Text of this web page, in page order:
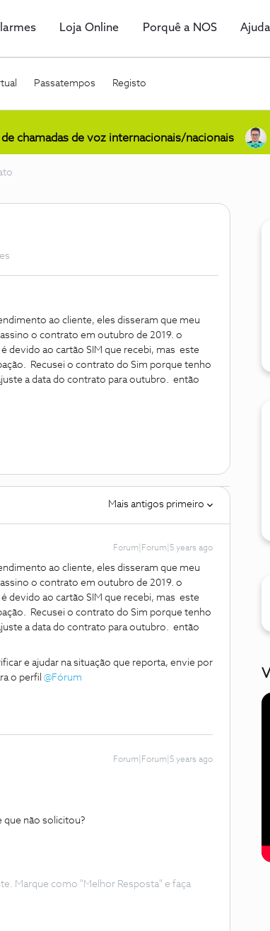
Loja Online Porquê a NOS Ajuda
Passatempos Registo
chamadas de voz internacionais/nacionais
ao cliente, eles disseram que meu
o contrato em outubro de 2019. o
devido ao cartão SIM que recebi, mas este
Recusei o contrato do Sim porque tenho
a data do contrato para outubro. então
Mais antigos primeiro
Forum|Forum|5 years ago
ao cliente, eles disseram que meu
o contrato em outubro de 2019. o
devido ao cartão SIM que recebi, mas este
Recusei o contrato do Sim porque tenho
a data do contrato para outubro. então
e ajudar na situação que reporta, envie por
o perfil @Fórum
Forum|Forum|5 years ago
que não solicitou?
Marque como "Melhor Resposta" e faça